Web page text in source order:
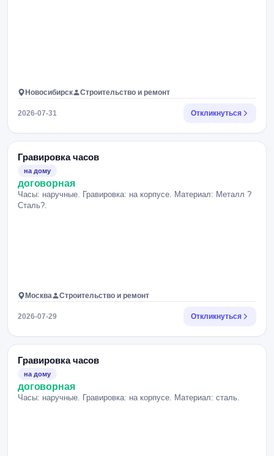
Новосибирск Строительство и ремонт
2026-07-31 Откликнуться
Гравировка часов
на дому
договорная
Часы: наручные. Гравировка: на корпусе. Материал: Металл ?
Сталь?.
Москва Строительство и ремонт
2026-07-29 Откликнуться
Гравировка часов
на дому
договорная
Часы: наручные. Гравировка: на корпусе. Материал: сталь.